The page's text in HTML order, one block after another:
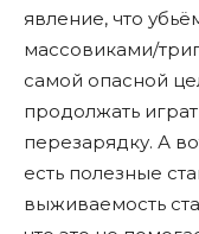
явление, что
массовиками/
самой опасной
продолжать
перезарядку. А
есть полезные
выживаемость